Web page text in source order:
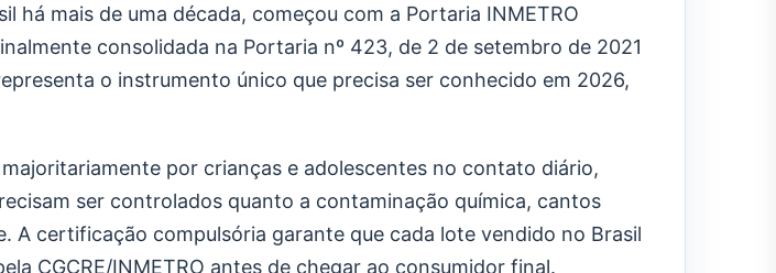
mais de uma década, começou com a Portaria INMETRO
consolidada na Portaria nº 423, de 2 de setembro de 2021
o instrumento único que precisa ser conhecido em 2026,
por crianças e adolescentes no contato diário,
ser controlados quanto a contaminação química, cantos
A certificação compulsória garante que cada lote vendido no Brasil
CGCRE/INMETRO antes de chegar ao consumidor final.